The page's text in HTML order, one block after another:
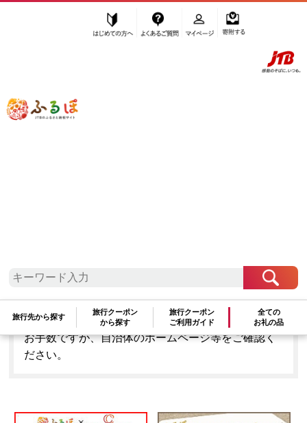
ふるぽ JTBのふるさと納税サイト
旅行先から探す
旅行クーポン
から探す
旅行クーポン
ご利用ガイド
全ての
お礼の品
「埼玉県杉戸町」はふるぽからお申込みをすること
はできません。
お手数ですが、自治体のホームページ等をご確認く
ださい。